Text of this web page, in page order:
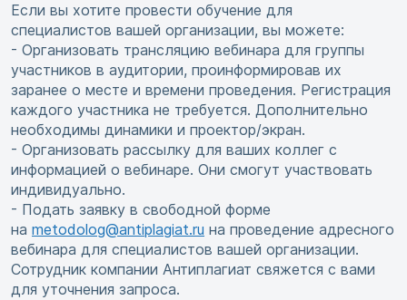
Если вы хотите провести обучение для
специалистов вашей организации, вы можете:
- Организовать трансляцию вебинара для группы
участников в аудитории, проинформировав их
заранее о месте и времени проведения. Регистрация
каждого участника не требуется. Дополнительно
необходимы динамики и проектор/экран.
- Организовать рассылку для ваших коллег с
информацией о вебинаре. Они смогут участвовать
индивидуально.
- Подать заявку в свободной форме
на metodolog@antiplagiat.ru на проведение адресного
вебинара для специалистов вашей организации.
Сотрудник компании Антиплагиат свяжется с вами
для уточнения запроса.